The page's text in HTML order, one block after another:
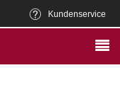
Kundenservice